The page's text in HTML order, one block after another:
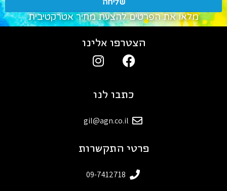
שליחה
מלאו את הפרטים להצעת מחיר אטרקטיבית
פרטי התקשרות
09-7412718
כתבו לנו
gil@agn.co.il
הצטרפו אלינו